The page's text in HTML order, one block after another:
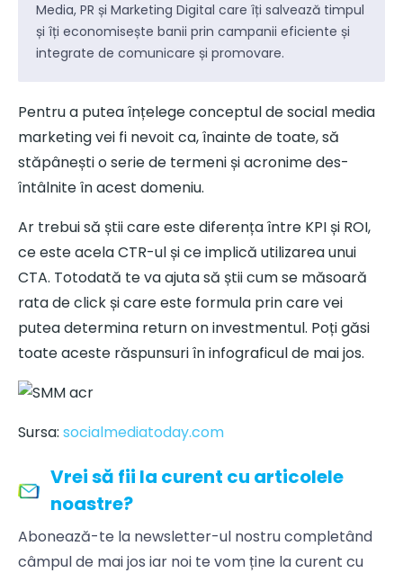
Media, PR și Marketing Digital care îți salvează timpul
și îți economisește banii prin campanii eficiente și
integrate de comunicare și promovare.
Pentru a putea înțelege conceptul de social media
marketing vei fi nevoit ca, înainte de toate, să
stăpânești o serie de termeni și acronime des-
întâlnite în acest domeniu.
Ar trebui să știi care este diferența între KPI și ROI,
ce este acela CTR-ul și ce implică utilizarea unui
CTA. Totodată te va ajuta să știi cum se măsoară
rata de click și care este formula prin care vei
putea determina return on investmentul. Poți găsi
toate aceste răspunsuri în infograficul de mai jos.
Sursa: socialmediatoday.com
Vrei să fii la curent cu articolele
noastre?
Abonează-te la newsletter-ul nostru completând
câmpul de mai jos iar noi te vom ține la curent cu